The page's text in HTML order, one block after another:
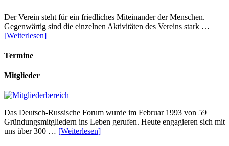
Der Verein steht für ein friedliches Miteinander der Menschen.
Gegenwärtig sind die einzelnen Aktivitäten des Vereins stark …
[Weiterlesen]
Termine
Mitglieder
Das Deutsch-Russische Forum wurde im Februar 1993 von 59
Gründungsmitgliedern ins Leben gerufen. Heute engagieren sich mit
uns über 300 … [Weiterlesen]